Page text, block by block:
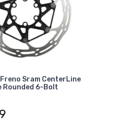
Freno Sram CenterLine
Rounded 6-Bolt